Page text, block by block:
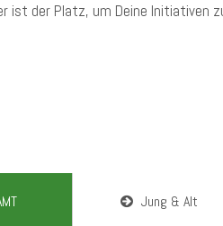
ist der Platz, um Deine Initiativen
Jung & Alt